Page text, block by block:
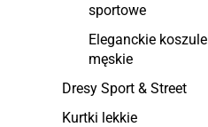
sportowe
Eleganckie koszule
męskie
Dresy Sport & Street
Kurtki lekkie